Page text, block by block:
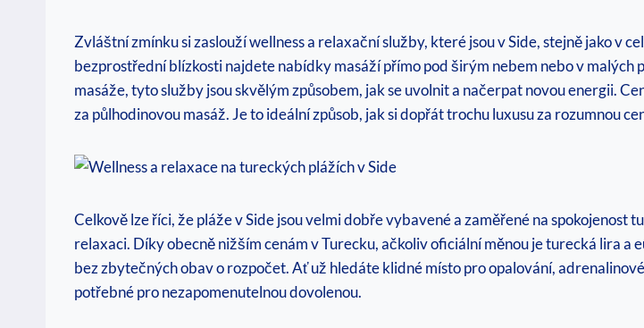
Zvláštní zmínku si zaslouží wellness a relaxační služby, které jsou v Side, stejně jako v
bezprostřední blízkosti najdete nabídky masáží přímo pod širým nebem nebo v
masáže, tyto služby jsou skvělým způsobem, jak se uvolnit a načerpat novou energii.
za půlhodinovou masáž. Je to ideální způsob, jak si dopřát trochu luxusu za rozumnou
Celkově lze říci, že pláže v Side jsou velmi dobře vybavené a zaměřené na
relaxaci. Díky obecně nižším cenám v Turecku, ačkoliv oficiální měnou je turecká lira a
bez zbytečných obav o rozpočet. Ať už hledáte klidné místo pro opalování,
potřebné pro nezapomenutelnou dovolenou.